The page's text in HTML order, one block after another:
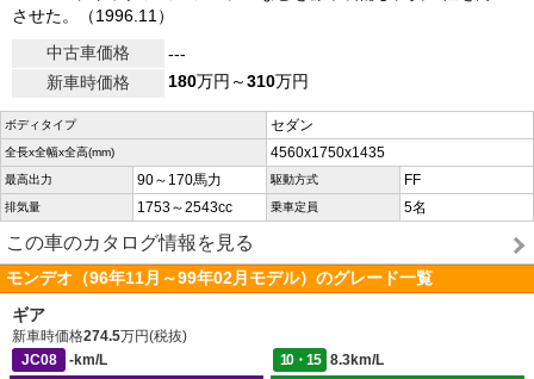
させた。（1996.11）
中古車価格
---
新車時価格
180万円～310万円
ボディタイプ セダン
全長x全幅x全高(mm) 4560x1750x1435
最高出力 90～170馬力 駆動方式 FF
排気量 1753～2543cc 乗車定員 5名
この車のカタログ情報を見る
モンデオ（96年11月～99年02月モデル）のグレード一覧
ギア
新車時価格274.5万円(税抜)
JC08
-km/L 10・15
8.3km/L